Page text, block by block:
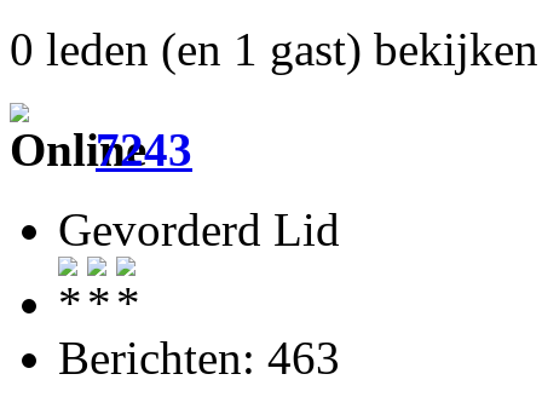
0 leden (en 1 gast)
7243
Gevorderd Lid
Berichten: 463